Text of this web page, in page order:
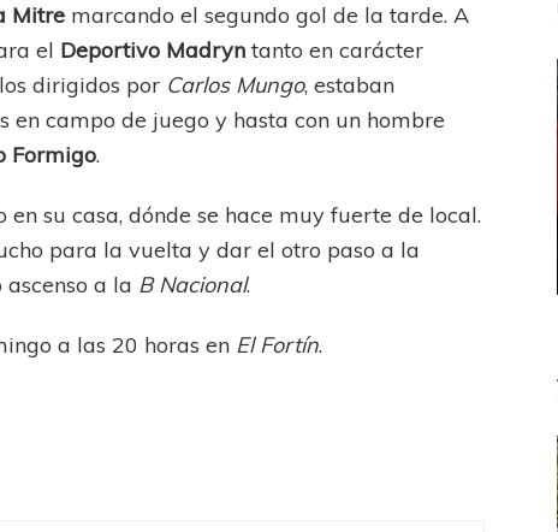
Mitre marcando el segundo gol de la tarde. A
el Deportivo Madryn tanto en carácter
dirigidos por Carlos Mungo, estaban
en campo de juego y hasta con un hombre
Formigo.
su casa, dónde se hace muy fuerte de local.
para la vuelta y dar el otro paso a la
a la B Nacional.
a las 20 horas en El Fortín.